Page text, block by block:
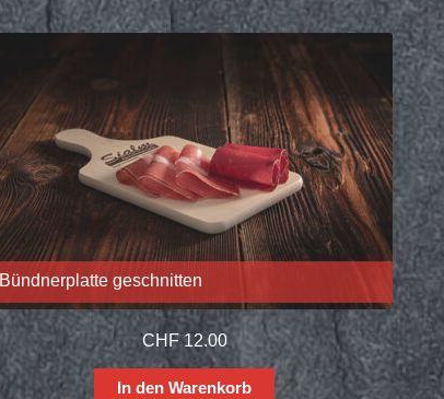
Bündnerplatte geschnitten
CHF12.00
In den Warenkorb